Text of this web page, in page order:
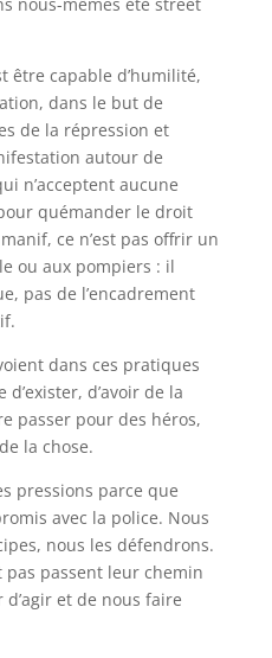
être capable d’humilité,
dans le but de
de la répression et
autour de
n’acceptent aucune
quémander le droit
ce n’est pas offrir un
ou aux pompiers : il
pas de l’encadrement
dans ces pratiques
d’avoir de la
passer pour des héros,
la chose.
pressions parce que
avec la police. Nous
nous les défendrons.
pas passent leur chemin
et de nous faire